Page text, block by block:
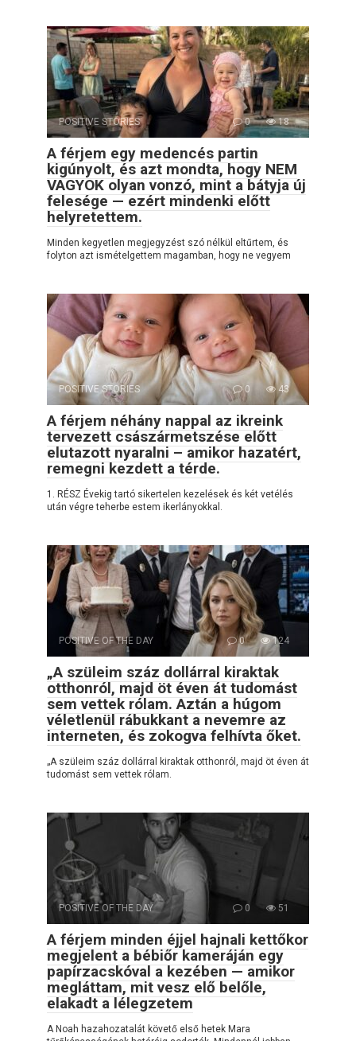
POSITIVE STORIES 0 18
A férjem egy medencés partin
kigúnyolt, és azt mondta, hogy NEM
VAGYOK olyan vonzó, mint a bátyja új
felesége — ezért mindenki előtt
helyretettem.
Minden kegyetlen megjegyzést szó nélkül eltűrtem, és
folyton azt ismételgettem magamban, hogy ne vegyem
POSITIVE STORIES 0 43
A férjem néhány nappal az ikreink
tervezett császármetszése előtt
elutazott nyaralni – amikor hazatért,
remegni kezdett a térde.
1. RÉSZ Évekig tartó sikertelen kezelések és két vetélés
után végre teherbe estem ikerlányokkal.
POSITIVE OF THE DAY 0 124
„A szüleim száz dollárral kiraktak
otthonról, majd öt éven át tudomást
sem vettek rólam. Aztán a húgom
véletlenül rábukkant a nevemre az
interneten, és zokogva felhívta őket.
„A szüleim száz dollárral kiraktak otthonról, majd öt éven át
tudomást sem vettek rólam.
POSITIVE OF THE DAY 0 51
A férjem minden éjjel hajnali kettőkor
megjelent a bébiőr kameráján egy
papírzacskóval a kezében — amikor
megláttam, mit vesz elő belőle,
elakadt a lélegzetem
A Noah hazahozatalát követő első hetek Mara